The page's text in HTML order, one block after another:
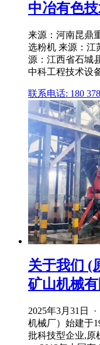
中冶有色技
来源：河南昆鼎
选粉机 来源：江
源：江西省石城
中科工程技术设
联系电话: 180
关于我们 (
矿山机械有
2025年3月31日
机械厂）始建于
批科技型企业,原